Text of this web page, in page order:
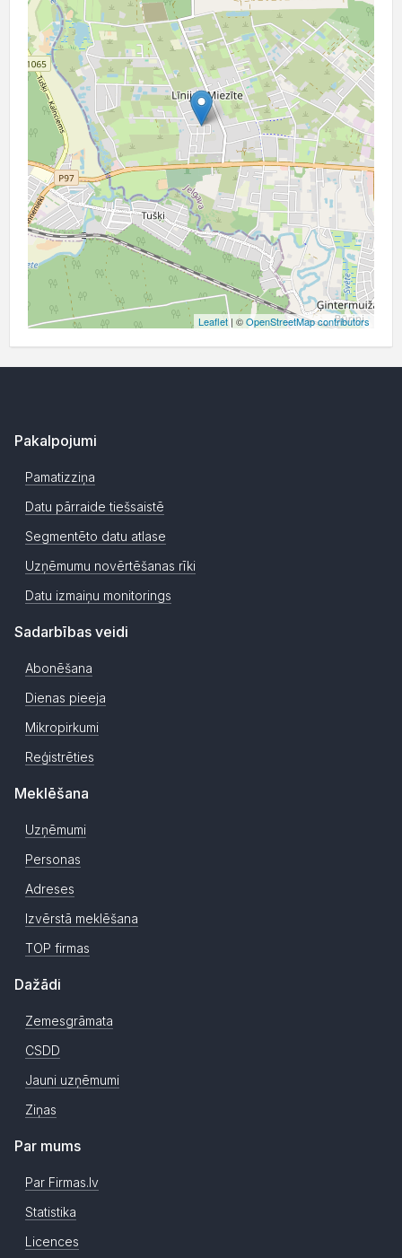
Leaflet| ©OpenStreetMap contributors
Pakalpojumi
Pamatizziņa
Datu pārraide tiešsaistē
Segmentēto datu atlase
Uzņēmumu novērtēšanas rīki
Datu izmaiņu monitorings
Sadarbības veidi
Abonēšana
Dienas pieeja
Mikropirkumi
Reģistrēties
Meklēšana
Uzņēmumi
Personas
Adreses
Izvērstā meklēšana
TOP firmas
Dažādi
Zemesgrāmata
CSDD
Jauni uzņēmumi
Ziņas
Par mums
Par Firmas.lv
Statistika
Licences